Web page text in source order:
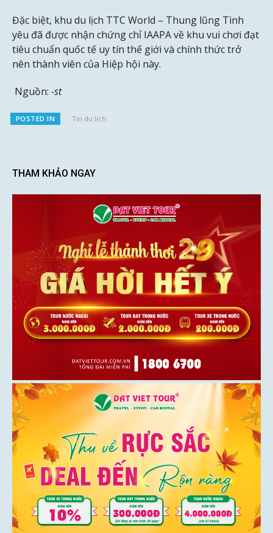
Đặc biệt, khu du lịch TTC World – Thung lũng Tình
yêu đã được nhận chứng chỉ IAAPA về khu vui chơi đạt
tiêu chuẩn quốc tế uy tín thế giới và chính thức trở
nên thành viên của Hiệp hội này.
Nguồn: -st
POSTED IN Tin du lịch
THAM KHẢO NGAY